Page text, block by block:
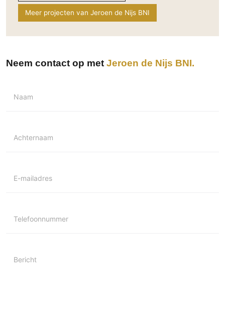
Mirror TV
Fitnessapparatuur
Wifi
Overig
Meer projecten van Jeroen de Nijs BNI
Neem contact op met Jeroen de Nijs BNI
Naam
Achternaam
E-mailadres
Telefoonnummer
Bericht